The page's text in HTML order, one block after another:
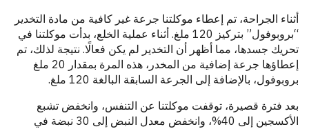
أثناء الجراحة، تم إعطاء موكلتنا جرعة غير كافية من مادة التخدير
“بروبوفول” بتركيز 120 ملغ. أثناء عملية الخلع، بدأت موكلتنا في
تحريك جسدها، مما أظهر أن التخدير لم يكن فعالًا. نتيجة لذلك، تم
إعطاؤها جرعة إضافية من المخدر، هذه المرة بمقدار 20 ملغ
بروبوفول، بالإضافة إلى الجرعة السابقة البالغة 120 ملغ.
بعد فترة قصيرة، توقفت موكلتنا عن التنفس، وانخفض تشبع
الأكسجين إلى 40%، وانخفض معدل النبض إلى 30 نبضة في